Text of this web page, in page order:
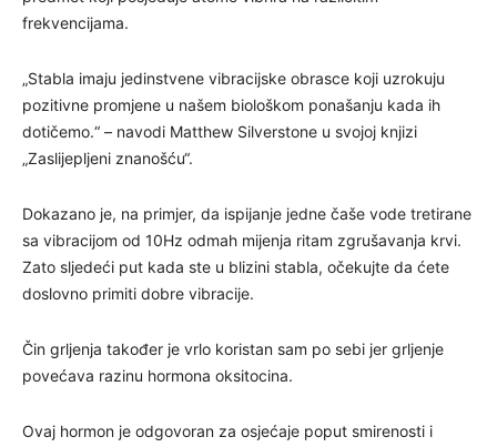
frekvencijama.
„Stabla imaju jedinstvene vibracijske obrasce koji uzrokuju
pozitivne promjene u našem biološkom ponašanju kada ih
dotičemo.“ – navodi Matthew Silverstone u svojoj knjizi
„Zaslijepljeni znanošću“.
Dokazano je, na primjer, da ispijanje jedne čaše vode tretirane
sa vibracijom od 10Hz odmah mijenja ritam zgrušavanja krvi.
Zato sljedeći put kada ste u blizini stabla, očekujte da ćete
doslovno primiti dobre vibracije.
Čin grljenja također je vrlo koristan sam po sebi jer grljenje
povećava razinu hormona oksitocina.
Ovaj hormon je odgovoran za osjećaje poput smirenosti i